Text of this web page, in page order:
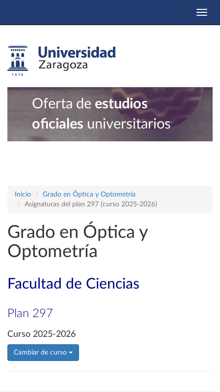
Oferta de estudios
oficiales universitarios
Inicio
Grado en Óptica y Optometría
Asignaturas del plan 297 (curso 2025-2026)
Grado en Óptica y
Optometría
Facultad de Ciencias
Plan 297
Curso 2025-2026
Cambiar de curso